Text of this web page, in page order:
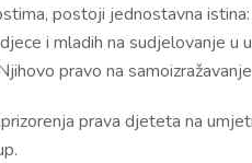
postoji jednostavna
i mladih na sudjelovanje u
pravo na
prava djeteta na